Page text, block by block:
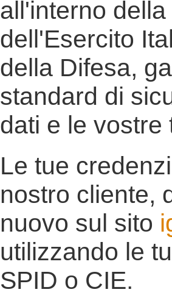
all'interno
dell'Esercito
della Difesa,
standard di
dati e le vostre
Le tue
nostro cliente,
nuovo sul sito
utilizzando le
SPID o CIE.